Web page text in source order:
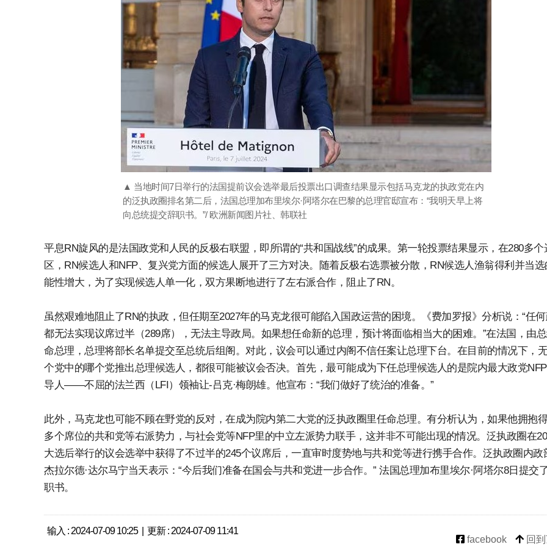
▲ 当地时间7日举行的法国提前议会选举最后投票出口调查结果显示包括马克龙的执政党在内
的泛执政圈排名第二后，法国总理加布里埃尔·阿塔尔在巴黎的总理官邸宣布：“我明天早上将
向总统提交辞职书。”/ 欧洲新闻图片社、韩联社
平息RN旋风的是法国政党和人民的反极右联盟，即所谓的“共和国战线”的成果。第一轮投票结果显示，在280多个
区，RN候选人和NFP、复兴党方面的候选人展开了三方对决。随着反极右选票被分散，RN候选人渔翁得利并当选
能性增大，为了实现候选人单一化，双方果断地进行了左右派合作，阻止了RN。
虽然艰难地阻止了RN的执政，但任期至2027年的马克龙很可能陷入国政运营的困境。《费加罗报》分析说：“任
都无法实现议席过半（289席），无法主导政局。如果想任命新的总理，预计将面临相当大的困难。”在法国，由
命总理，总理将部长名单提交至总统后组阁。对此，议会可以通过内阁不信任案让总理下台。在目前的情况下，
个党中的哪个党推出总理候选人，都很可能被议会否决。首先，最可能成为下任总理候选人的是院内最大政党
导人——不屈的法兰西（LFI）领袖让-吕克·梅朗雄。他宣布：“我们做好了统治的准备。”
此外，马克龙也可能不顾在野党的反对，在成为院内第二大党的泛执政圈里任命总理。有分析认为，如果他拥抱
多个席位的共和党等右派势力，与社会党等NFP里的中立左派势力联手，这并非不可能出现的情况。泛执政圈在
大选后举行的议会选举中获得了不过半的245个议席后，一直审时度势地与共和党等进行携手合作。泛执政圈内政
杰拉尔德·达尔马宁当天表示：“今后我们准备在国会与共和党进一步合作。” 法国总理加布里埃尔·阿塔尔8日提交
职书。
输入 : 2024-07-09 10:25 | 更新 : 2024-07-09 11:41
facebook
回